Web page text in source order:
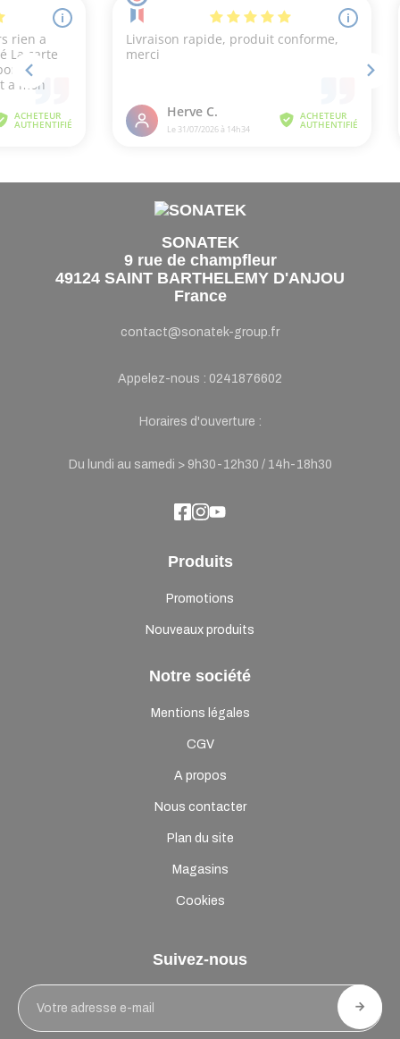
SONATEK
9 rue de champfleur
49124 SAINT BARTHELEMY D'ANJOU
France
contact@sonatek-group.fr
Appelez-nous : 0241876602
Horaires d'ouverture :
Du lundi au samedi > 9h30-12h30 / 14h-18h30
Produits
Promotions
Nouveaux produits
Notre société
Mentions légales
CGV
A propos
Nous contacter
Plan du site
Magasins
Cookies
Suivez-nous